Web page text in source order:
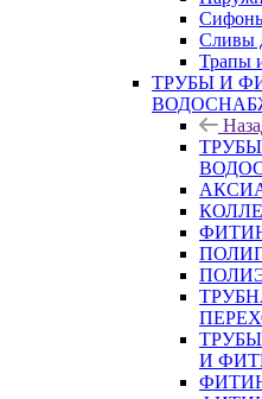
Сливы
Трапы
ТРУБЫ И
И